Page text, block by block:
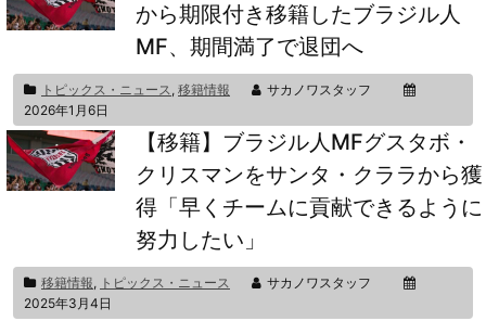
から期限付き移籍したブラジル人
MF、期間満了で退団へ
トピックス・ニュース, 移籍情報
サカノワスタッフ
2026年1月6日
【移籍】ブラジル人MFグスタボ・
クリスマンをサンタ・クララから獲
得「早くチームに貢献できるように
努力したい」
移籍情報, トピックス・ニュース
サカノワスタッフ
2025年3月4日